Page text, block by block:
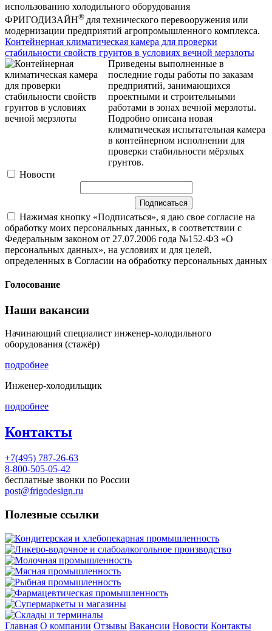
использованию холодильного оборудования
ФРИГОДИЗАЙН® для технического перевооружения или
модернизации предприятий агропромышленного комплекса.
Контейнерная климатическая камера для проверки
стабильности свойств грунтов в условиях вечной мерзлоты
Приведены выполненные в
последние годы работы по заказам
предприятий, занимающихся
проектными и строительными
работами в зонах вечной мерзлоты.
Подробно описана новая
климатическая испытательная камера
в контейнерном исполнении для
проверки стабильности мёрзлых
грунтов.
Новости
Нажимая кнопку «Подписаться», я даю свое согласие на
обработку моих персональных данных, в соответствии с
Федеральным законом от 27.07.2006 года №152-ФЗ «О
персональных данных», на условиях и для целей,
определенных в Согласии на обработку персональных данных
Голосование
Наши вакансии
Начинающий специалист инженер-холодильного
оборудования (стажёр)
подробнее
Инженер-холодильщик
подробнее
Контакты
+7(495) 787-26-63
8-800-505-05-42
бесплатные звонки по России
post@frigodesign.ru
Полезные ссылки
Кондитерская и хлебопекарная промышленность
Ликеро-водочное и слабоалкогольное производство
Молочная промышленность
Мясная промышленность
Рыбная промышленность
Фармацевтическая промышленность
Супермаркеты и магазины
Склады и терминалы
Главная О компании Отзывы Вакансии Новости Контакты